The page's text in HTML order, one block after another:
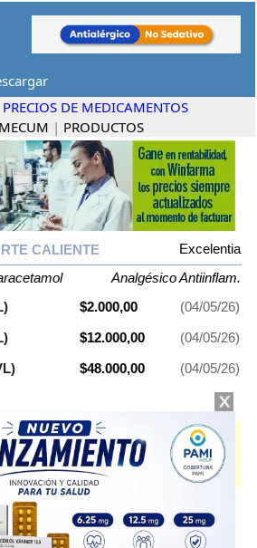
PRECIOS DE MEDICAMENTOS
| PRODUCTOS
CALIENTE
Excelentia
Analgésico Antiinflam.
$2.000,00
(04/05/26)
$12.000,00
(04/05/26)
$48.000,00 (04/05/26)
contienediclofenac
indica comoAnalgésico Antiinflam. . Es
y cuenta con 3 presentaciones disponibles.
condiclofenac potásico+paracetamol